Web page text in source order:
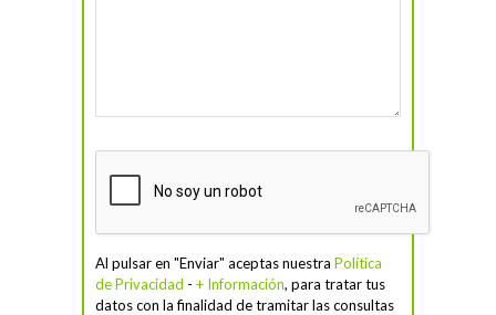
Al pulsar en "Enviar" aceptas nuestra Política
de Privacidad - + Información, para tratar tus
datos con la finalidad de tramitar las consultas